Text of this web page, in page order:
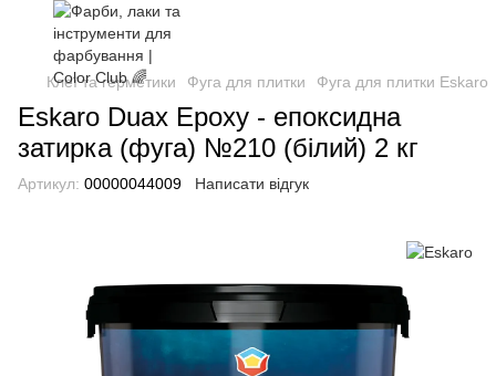
Клеї та герметики Фуга для плитки Фуга для плитки Eskaro
Eskaro Duax Epoxy - епоксидна
затирка (фуга) №210 (білий) 2 кг
Артикул: 00000044009 Написати відгук